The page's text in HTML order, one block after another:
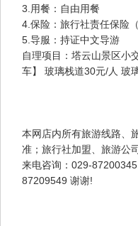
3.用餐：自由用餐
4.保险：旅行社责任保险
5.导服：持证中文导游
自理项目：塔云山景区小
车】
本网店内所有旅游线路、
准；旅行社加盟、旅游公
来电咨询：029-87200345 87200337 029-87209016
87209549 谢谢!